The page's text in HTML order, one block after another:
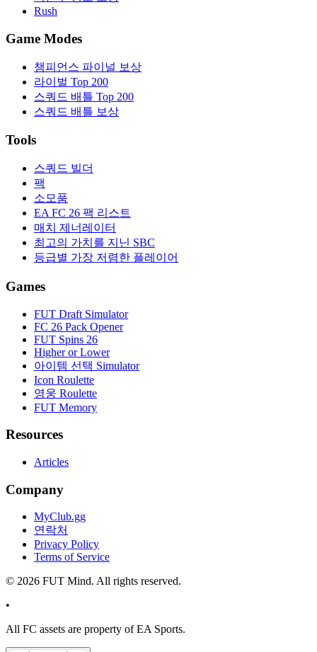
Rush
Game Modes
챔피언스 파이널 보상
라이벌 Top 200
스쿼드 배틀 Top 200
스쿼드 배틀 보상
Tools
스쿼드 빌더
팩
소모품
EA FC 26 팩 리스트
매치 제너레이터
최고의 가치를 지닌 SBC
등급별 가장 저렴한 플레이어
Games
FUT Draft Simulator
FC 26 Pack Opener
FUT Spins 26
Higher or Lower
아이템 선택 Simulator
Icon Roulette
영웅 Roulette
FUT Memory
Resources
Articles
Company
MyClub.gg
연락처
Privacy Policy
Terms of Service
© 2026 FUT Mind. All rights reserved.
•
All FC assets are property of EA Sports.